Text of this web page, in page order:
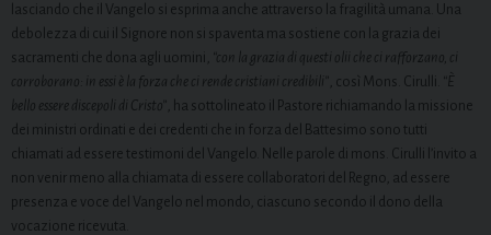
lasciando che il Vangelo si esprima anche attraverso la fragilità umana. Una
debolezza di cui il Signore non si spaventa ma sostiene con la grazia dei
sacramenti che dona agli uomini, “con la grazia di questi olii che ci rafforzano, ci
corroborano: in essi è la forza che ci rende cristiani credibili” , così Mons. Cirulli. “È
bello essere discepoli di Cristo” , ha sottolineato il Pastore richiamando la missione
dei ministri ordinati e dei credenti che in forza del Battesimo sono tutti
chiamati ad essere testimoni del Vangelo. Nelle parole di mons. Cirulli l’invito a
non venir meno alla chiamata di essere collaboratori del Regno, ad essere
presenza e voce del Vangelo nel mondo, ciascuno secondo il dono della
vocazione ricevuta.